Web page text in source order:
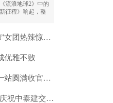
浪地球2》中的
新征程》响起，整
现场。这不仅是
级解压释放的过
乐之
刘祖嫣携“惹火森林rose red”女团热辣惊艳《蛇
优雅不败
2024抖音城市生活节最后一站圆满收官：让自由和热
ST4R娱乐公司隆重开幕，庆祝中泰建交50周年